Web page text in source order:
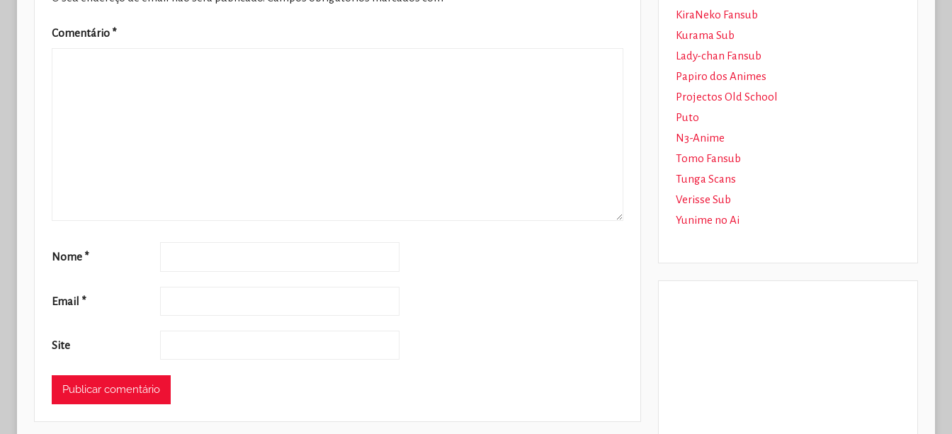
Comentário *
Nome *
Email *
Site
KiraNeko Fansub
Kurama Sub
Lady-chan Fansub
Papiro dos Animes
Projectos Old School
Puto
N3-Anime
Tomo Fansub
Tunga Scans
Verisse Sub
Yunime no Ai